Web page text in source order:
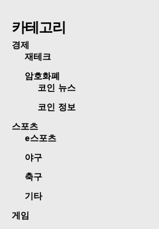
카테고리
경제
재테크
암호화폐
코인 뉴스
코인 정보
스포츠
e스포츠
야구
축구
기타
게임